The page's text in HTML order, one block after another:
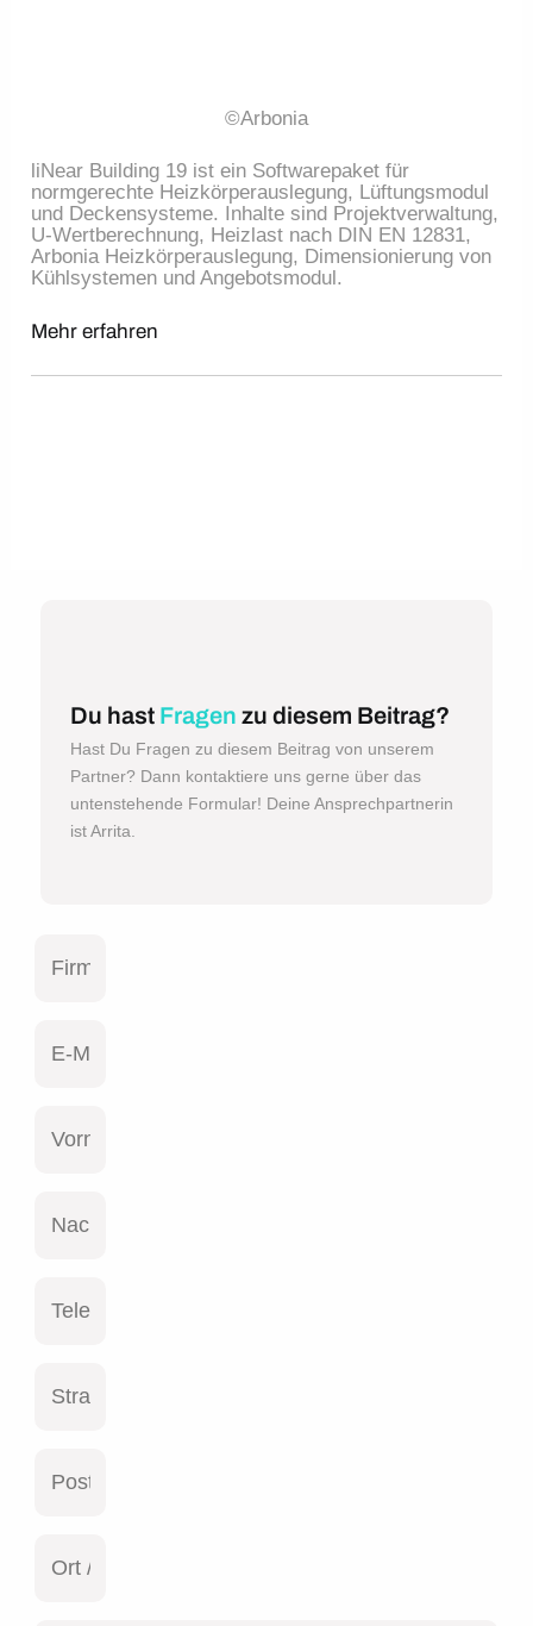
©Arbonia
liNear Building 19 ist ein Softwarepaket für
normgerechte Heizkörperauslegung, Lüftungsmodul
und Deckensysteme. Inhalte sind Projektverwaltung,
U-Wertberechnung, Heizlast nach DIN EN 12831,
Arbonia Heizkörperauslegung, Dimensionierung von
Kühlsystemen und Angebotsmodul.
Mehr erfahren
Du hast Fragen zu diesem Beitrag?
Hast Du Fragen zu diesem Beitrag von unserem
Partner? Dann kontaktiere uns gerne über das
untenstehende Formular! Deine Ansprechpartnerin
ist Arrita.